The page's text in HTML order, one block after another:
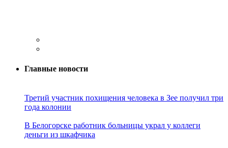
Главные новости
Третий участник похищения человека в Зее получил три
года колонии
В Белогорске работник больницы украл у коллеги
деньги из шкафчика